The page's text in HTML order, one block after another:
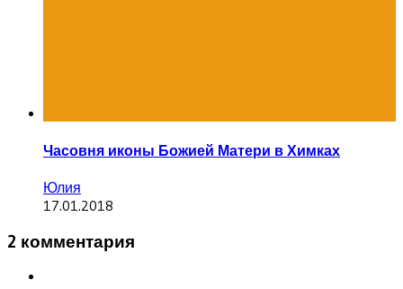
Часовня иконы Божией Матери в Химках
Юлия
17.01.2018
2 комментария